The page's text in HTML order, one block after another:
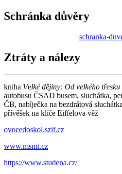
Schránka důvěry
schranka-
Ztráty a nálezy
kniha Velké dějiny: Od velkého třesku
autobusu ČSAD busem, sluchátka,
ČB, nabíječka na bezdrátová
přívěšek na klíče Eiffelova věž
ovocedoskol.szif.cz
www.msmt.cz
https://www.studena.cz/